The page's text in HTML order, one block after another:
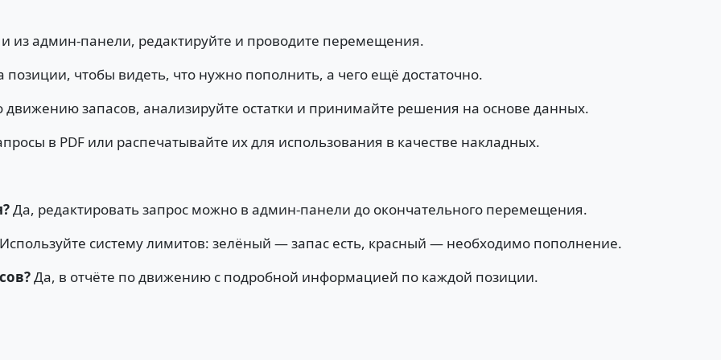
из админ-панели, редактируйте и проводите перемещения.
чтобы видеть, что нужно пополнить, а чего ещё достаточно.
запасов, анализируйте остатки и принимайте решения на основе данных.
в PDF или распечатывайте их для использования в качестве накладных.
Да, редактировать запрос можно в админ-панели до окончательного перемещения.
систему лимитов: зелёный — запас есть, красный — необходимо пополнение.
Да, в отчёте по движению с подробной информацией по каждой позиции.